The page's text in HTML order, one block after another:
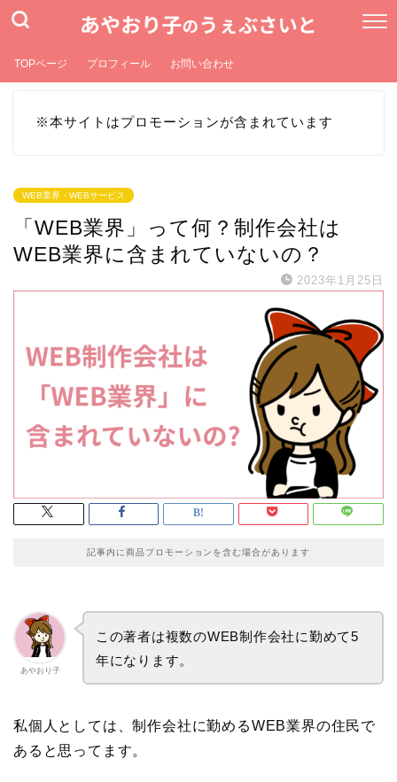
TOPページ プロフィール お問い合わせ
※本サイトはプロモーションが含まれています
WEB業界・WEBサービス
「WEB業界」って何？制作会社は
WEB業界に含まれていないの？
2023年1月25日
記事内に商品プロモーションを含む場合があります
あやおり子
この著者は複数のWEB制作会社に勤めて5
年になります。
私個人としては、制作会社に勤めるWEB業界の住民で
あると思ってます。